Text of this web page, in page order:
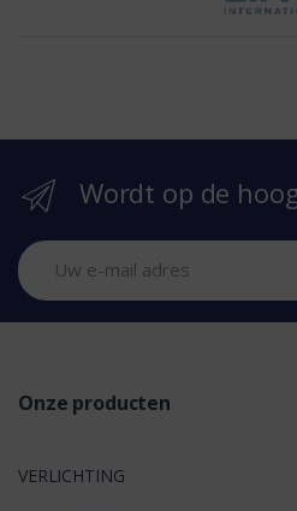
r
Wordt op de
Onze producten
VERLICHTING